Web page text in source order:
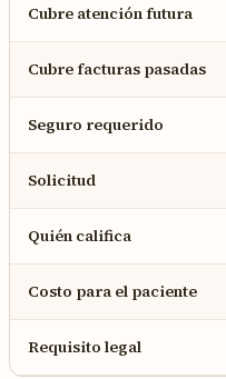
Cubre atención futura
Cubre facturas pasadas
Seguro requerido
Solicitud
Quién califica
Costo para el paciente
Requisito legal